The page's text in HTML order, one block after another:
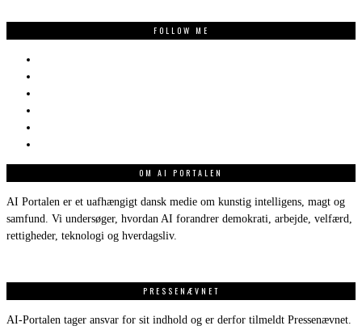
FOLLOW ME
OM AI PORTALEN
AI Portalen er et uafhængigt dansk medie om kunstig intelligens, magt og
samfund. Vi undersøger, hvordan AI forandrer demokrati, arbejde, velfærd,
rettigheder, teknologi og hverdagsliv.
PRESSENÆVNET
AI-Portalen tager ansvar for sit indhold og er derfor tilmeldt Pressenævnet.